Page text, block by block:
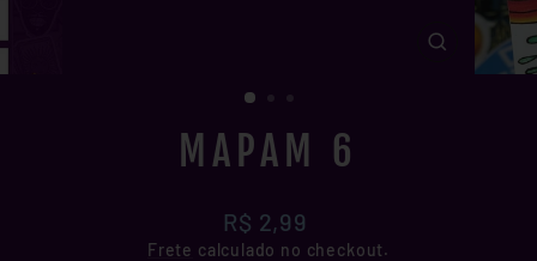
FECHAR
(ESC)
MAPAM 6
Preço
normal
R$ 2,99
Frete calculado no checkout.